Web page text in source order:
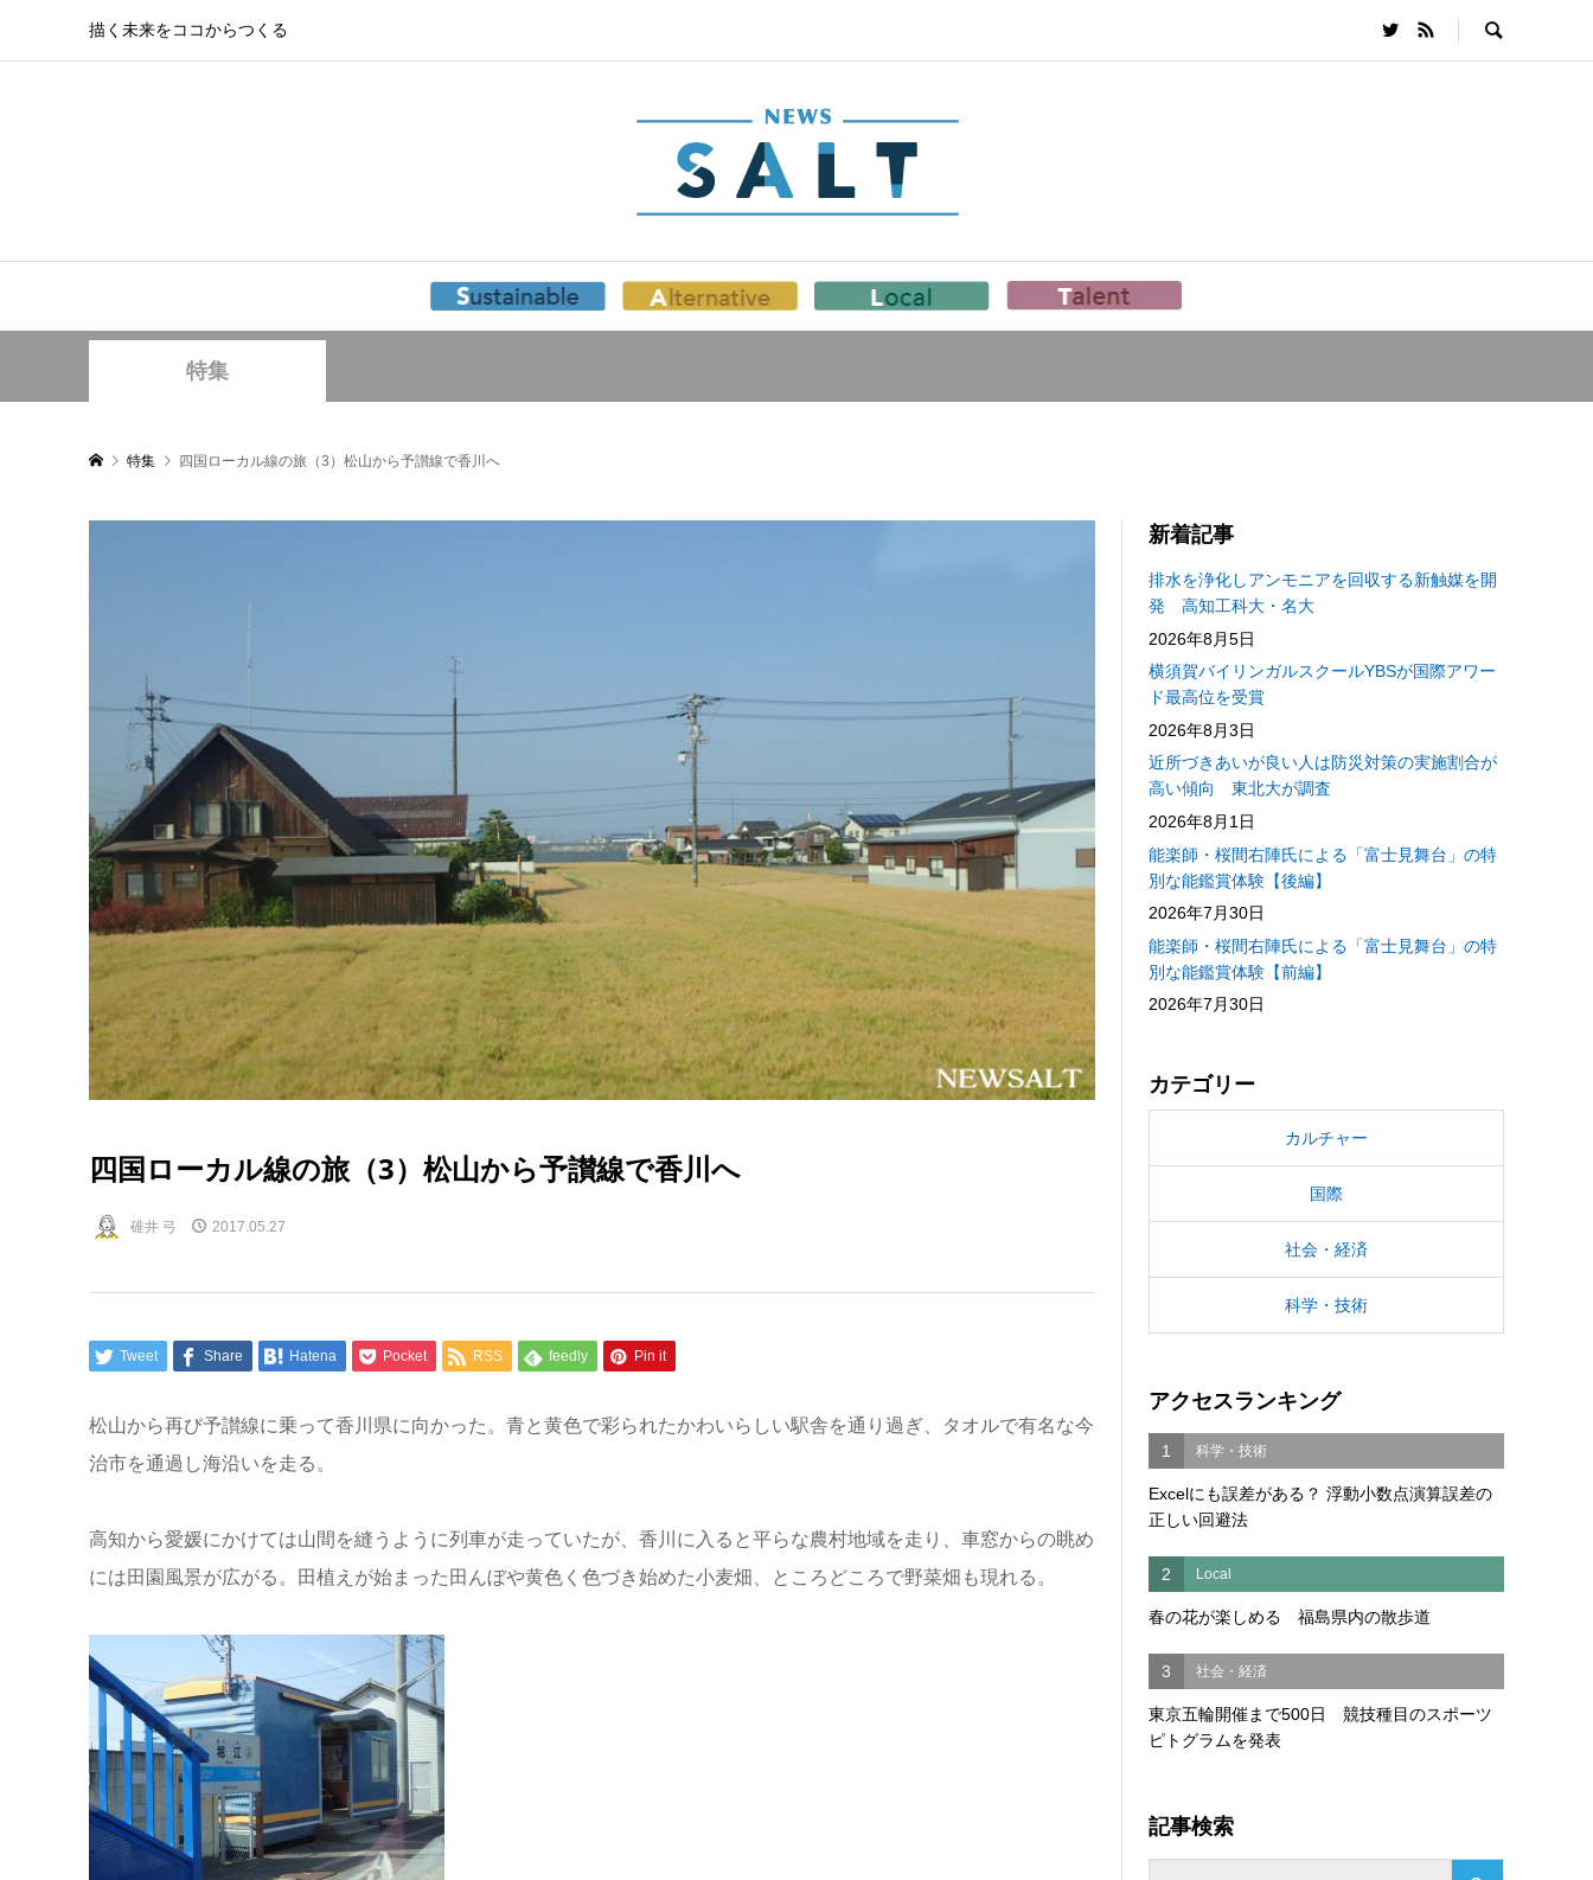
描く未来をココからつくる
特集
特集 四国ローカル線の旅（3）松山から予讃線で香川へ
四国ローカル線の旅（3）松山から予讃線で香川へ
碓井 弓 2017.05.27
Tweet Share Hatena Pocket RSS feedly Pin it
松山から再び予讃線に乗って香川県に向かった。青と黄色で彩られたかわいらしい駅舎を通り過ぎ、タオルで有名な今
治市を通過し海沿いを走る。
高知から愛媛にかけては山間を縫うように列車が走っていたが、香川に入ると平らな農村地域を走り、車窓からの眺め
には田園風景が広がる。田植えが始まった田んぼや黄色く色づき始めた小麦畑、ところどころで野菜畑も現れる。
新着記事
排水を浄化しアンモニアを回収する新触媒を開
発 高知工科大・名大
2026年8月5日
横須賀バイリンガルスクールYBSが国際アワー
ド最高位を受賞
2026年8月3日
近所づきあいが良い人は防災対策の実施割合が
高い傾向 東北大が調査
2026年8月1日
能楽師・桜間右陣氏による「富士見舞台」の特
別な能鑑賞体験【後編】
2026年7月30日
能楽師・桜間右陣氏による「富士見舞台」の特
別な能鑑賞体験【前編】
2026年7月30日
カテゴリー
カルチャー
国際
社会・経済
科学・技術
アクセスランキング
1 科学・技術
Excelにも誤差がある？ 浮動小数点演算誤差の
正しい回避法
2 Local
春の花が楽しめる 福島県内の散歩道
3 社会・経済
東京五輪開催まで500日 競技種目のスポーツ
ピトグラムを発表
記事検索